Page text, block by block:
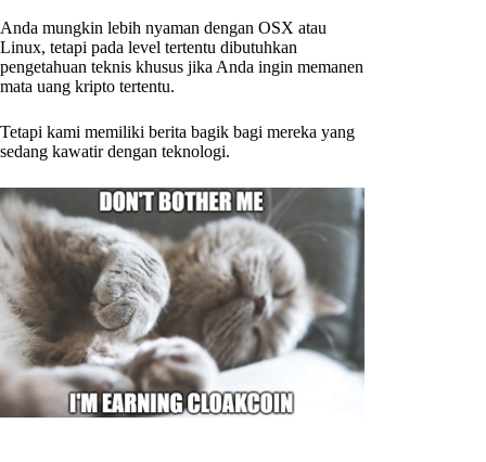
Anda mungkin lebih nyaman dengan OSX atau
Linux, tetapi pada level tertentu dibutuhkan
pengetahuan teknis khusus jika Anda ingin memanen
mata uang kripto tertentu.
Tetapi kami memiliki berita bagik bagi mereka yang
sedang kawatir dengan teknologi.